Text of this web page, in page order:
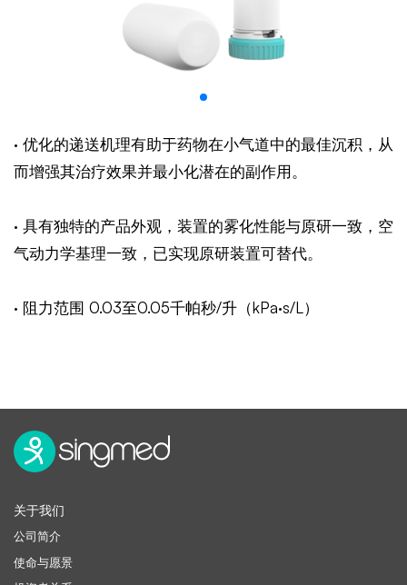
· 优化的递送机理有助于药物在小气道中的最佳沉积，从
而增强其治疗效果并最小化潜在的副作用。
· 具有独特的产品外观，装置的雾化性能与原研一致，空
气动力学基理一致，已实现原研装置可替代。
· 阻力范围 0.03至0.05千帕秒/升（kPa·s/L）
关于我们
公司简介
使命与愿景